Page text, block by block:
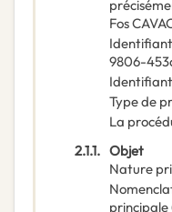
Fos
9806-
Type de
La
2.1.1. Objet
Nature
principale